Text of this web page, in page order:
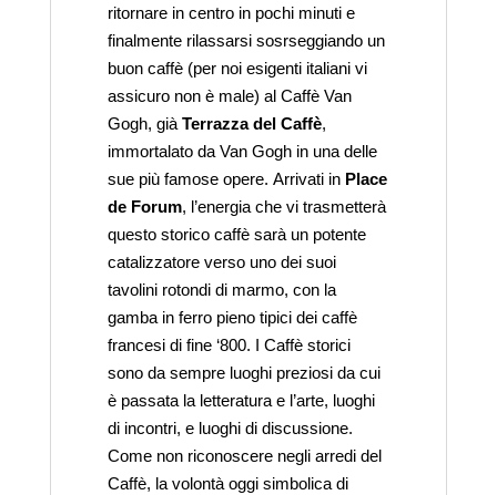
ritornare in centro in pochi minuti e
finalmente rilassarsi sosrseggiando un
buon caffè (per noi esigenti italiani vi
assicuro non è male) al Caffè Van
Gogh, già Terrazza del Caffè,
immortalato da Van Gogh in una delle
sue più famose opere. Arrivati in Place
de Forum, l’energia che vi trasmetterà
questo storico caffè sarà un potente
catalizzatore verso uno dei suoi
tavolini rotondi di marmo, con la
gamba in ferro pieno tipici dei caffè
francesi di fine ‘800. I Caffè storici
sono da sempre luoghi preziosi da cui
è passata la letteratura e l’arte, luoghi
di incontri, e luoghi di discussione.
Come non riconoscere negli arredi del
Caffè, la volontà oggi simbolica di